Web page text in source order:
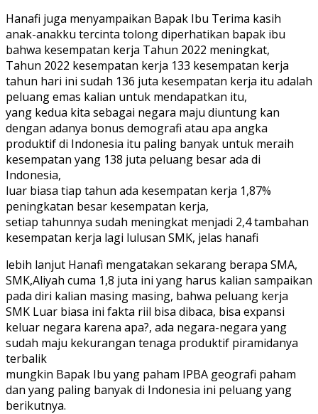
Hanafi juga menyampaikan Bapak Ibu Terima kasih
anak-anakku tercinta tolong diperhatikan bapak ibu
bahwa kesempatan kerja Tahun 2022 meningkat,
Tahun 2022 kesempatan kerja 133 kesempatan kerja
tahun hari ini sudah 136 juta kesempatan kerja itu adalah
peluang emas kalian untuk mendapatkan itu,
yang kedua kita sebagai negara maju diuntung kan
dengan adanya bonus demografi atau apa angka
produktif di Indonesia itu paling banyak untuk meraih
kesempatan yang 138 juta peluang besar ada di
Indonesia,
luar biasa tiap tahun ada kesempatan kerja 1,87%
peningkatan besar kesempatan kerja,
setiap tahunnya sudah meningkat menjadi 2,4 tambahan
kesempatan kerja lagi lulusan SMK, jelas hanafi
lebih lanjut Hanafi mengatakan sekarang berapa SMA,
SMK,Aliyah cuma 1,8 juta ini yang harus kalian sampaikan
pada diri kalian masing masing, bahwa peluang kerja
SMK Luar biasa ini fakta riil bisa dibaca, bisa expansi
keluar negara karena apa?, ada negara-negara yang
sudah maju kekurangan tenaga produktif piramidanya
terbalik
mungkin Bapak Ibu yang paham IPBA geografi paham
dan yang paling banyak di Indonesia ini peluang yang
berikutnya.